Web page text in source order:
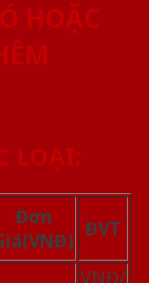
HOẶC
LOẠI:
Đơn
(VNĐ) ĐVT
VNĐ/